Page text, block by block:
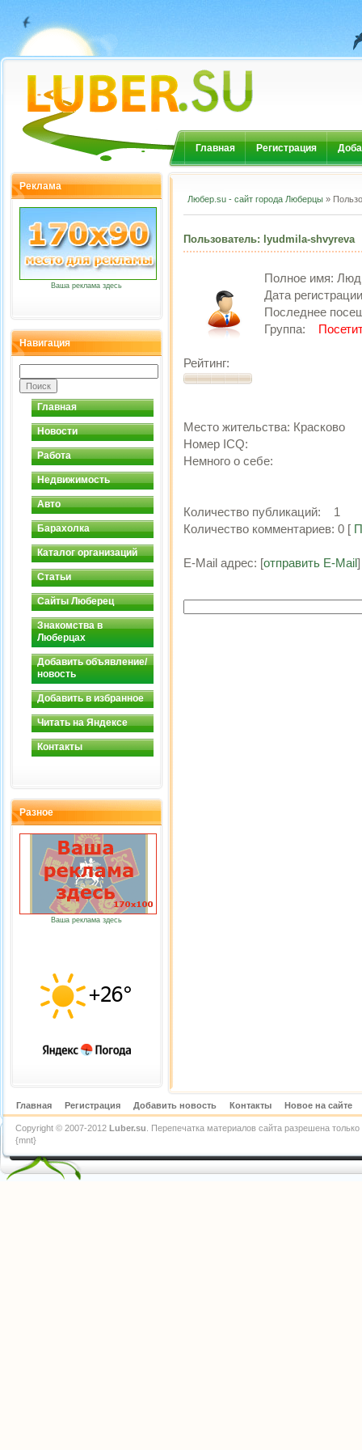
Главная Регистрация
Реклама
Ваша реклама здесь
Навигация
Главная
Новости
Работа
Недвижимость
Авто
Барахолка
Каталог организаций
Статьи
Сайты Люберец
Знакомства в
Люберцах
Добавить объявление/
новость
Добавить в избранное
Читать на Яндексе
Контакты
Разное
Ваша реклама здесь
Любер.su - сайт города Люберцы »
Пользователь: lyudmila-shvyreva
Полное имя:
Дата
Последнее
Группа:
Рейтинг:
Место жительства: Красково
Номер ICQ:
Немного о себе:
Количество публикаций: 1
Количество комментариев: 0 [
E-Mail адрес: [отправить E-Mail]
Главная Регистрация Добавить новость Контакты Новое на сайте
Copyright © 2007-2012 Luber.su . Перепечатка материалов сайта разрешена
{mnt}